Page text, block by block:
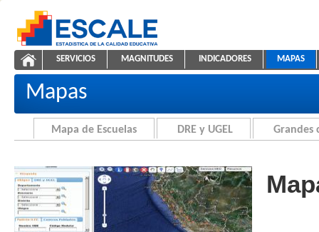
ESCALE - Unidad de Estadística Educativa
Cartografía de la Educación
NAVEGACIÓN
SERVICIOS MAGNITUDES INDICADORES MAPAS
Mapas
Mapa de Escuelas DRE y UGEL Grandes